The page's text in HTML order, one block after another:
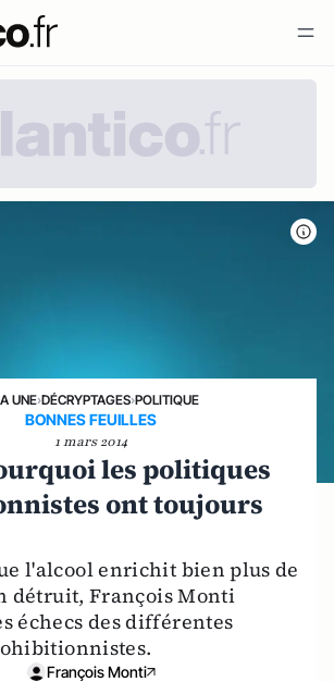
UNE›DÉCRYPTAGES›POLITIQUE
BONNES FEUILLES
1 mars 2014
les politiques
ont toujours
l'alcool enrichit bien plus de
détruit, François Monti
échecs des différentes
François Monti